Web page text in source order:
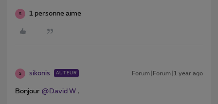
S 1 personne aime
S sikonis AUTEUR Forum|Forum|1 year ago
Bonjour @David W ,